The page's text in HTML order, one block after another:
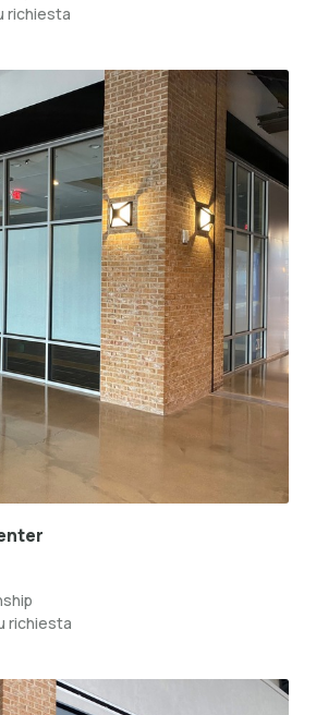
richiesta
richiesta